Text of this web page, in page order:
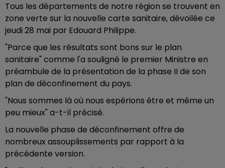
Tous les départements de notre région se trouvent en
zone verte sur la nouvelle carte sanitaire, dévoilée ce
jeudi 28 mai par Edouard Philippe.
"Parce que les résultats sont bons sur le plan
sanitaire" comme l'a souligné le premier Ministre en
préambule de la présentation de la phase II de son
plan de déconfinement du pays.
"Nous sommes là où nous espérions être et même un
peu mieux" a-t-il précisé.
La nouvelle phase de déconfinement offre de
nombreux assouplissements par rapport à la
précédente version.